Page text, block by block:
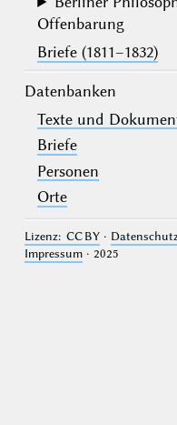
Offenbarung
Briefe (1811–1832)
Datenbanken
Texte und
Briefe
Personen
Orte
Lizenz: CC BY·
Impressum· 2025